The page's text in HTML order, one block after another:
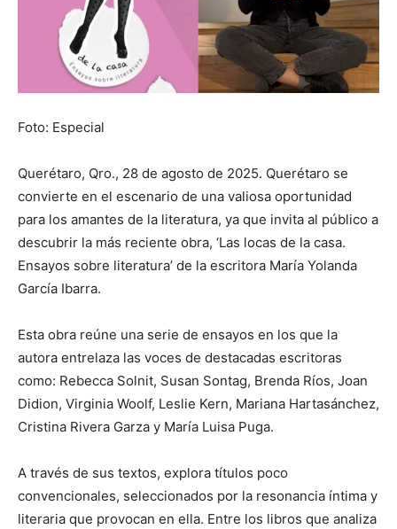
Foto: Especial
Querétaro, Qro., 28 de agosto de 2025. Querétaro se
convierte en el escenario de una valiosa oportunidad
para los amantes de la literatura, ya que invita al público a
descubrir la más reciente obra, ‘Las locas de la casa.
Ensayos sobre literatura’ de la escritora María Yolanda
García Ibarra.
Esta obra reúne una serie de ensayos en los que la
autora entrelaza las voces de destacadas escritoras
como: Rebecca Solnit, Susan Sontag, Brenda Ríos, Joan
Didion, Virginia Woolf, Leslie Kern, Mariana Hartasánchez,
Cristina Rivera Garza y María Luisa Puga.
A través de sus textos, explora títulos poco
convencionales, seleccionados por la resonancia íntima y
literaria que provocan en ella. Entre los libros que analiza